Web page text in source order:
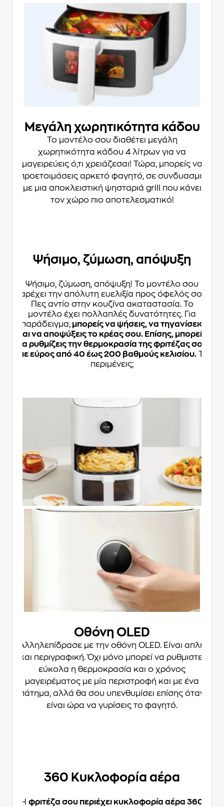
Μεγάλη χωρητικότητα κάδου
Το μοντέλο σου διαθέτει μεγάλη
χωρητικότητα κάδου 4 λίτρων για να
μαγειρεύεις ό,τι χρειάζεσαι! Τώρα, μπορείς να
προετοιμάσεις αρκετό φαγητό, σε συνδυασμό
με μια αποκλειστική ψησταριά grill
που κάνει
τον χώρο πιο αποτελεσματικό!
Ψήσιμο, ζύμωση, απόψυξη
Ψήσιμο, ζύμωση, απόψυξη! Το μοντέλο σου
παρέχει την απόλυτη ευελιξία προς όφελός σου!
Πες αντίο στην κουζίνα ακαταστασία. Το
μοντέλο έχει πολλαπλές δυνατότητες. Για
παράδειγμα, μπορείς να ψήσεις, να τηγανίσεις
και να αποψύξεις το κρέας σου. Επίσης, μπορείς
να ρυθμίζεις την θερμοκρασία της φριτέζας σου
με εύρος από 40 έως 200 βαθμούς κελισίου.Τι
περιμένεις;
Οθόνη OLED
Αλληλεπίδρασε με την οθόνη OLED. Είναι απλή
και περιγραφική.Όχι μόνο μπορεί να ρυθμιστεί
εύκολα η θερμοκρασία και ο χρόνος
μαγειρέματος με μία περιστροφή και με ένα
πάτημα, αλλά θα σου υπενθυμίσει επίσης όταν
είναι ώρα να γυρίσεις το φαγητό.
360 Κυκλοφορία αέρα
Η φριτέζα σου περιέχει κυκλοφορία αέρα 360